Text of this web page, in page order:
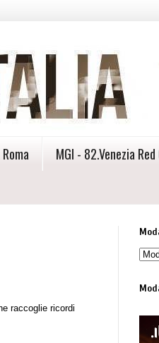
MGI - 82.Venezia
raccoglie ricordi